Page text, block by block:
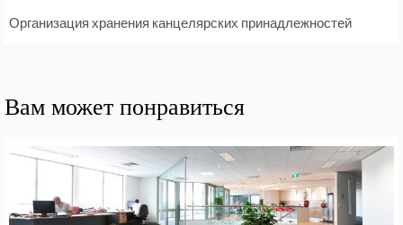
Организация хранения канцелярских принадлежностей
Вам может понравиться